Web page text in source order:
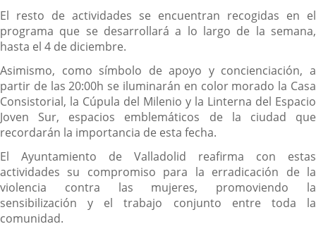
El resto de actividades se encuentran recogidas en el
programa que se desarrollará a lo largo de la semana,
hasta el 4 de diciembre.
Asimismo, como símbolo de apoyo y concienciación, a
partir de las 20:00h se iluminarán en color morado la Casa
Consistorial, la Cúpula del Milenio y la Linterna del Espacio
Joven Sur, espacios emblemáticos de la ciudad que
recordarán la importancia de esta fecha.
El Ayuntamiento de Valladolid reafirma con estas
actividades su compromiso para la erradicación de la
violencia contra las mujeres, promoviendo la
sensibilización y el trabajo conjunto entre toda la
comunidad.